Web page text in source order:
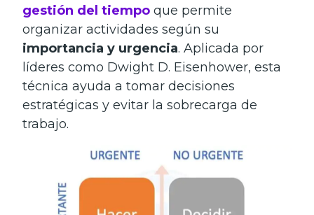
gestión del tiempo que permite
organizar actividades según su
importancia y urgencia. Aplicada por
líderes como Dwight D. Eisenhower, esta
técnica ayuda a tomar decisiones
estratégicas y evitar la sobrecarga de
trabajo.